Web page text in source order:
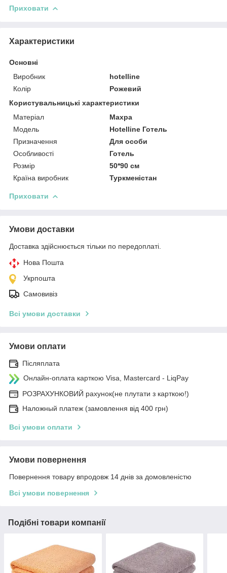
Приховати
Характеристики
Основні
Виробник
hotelline
Колір
Рожевий
Користувальницькі характеристики
Матеріал
Махра
Мoдель
Hotelline Готель
Призначення
Для особи
Особливості
Готель
Розмір
50*90 см
Країна виробник
Туркменістан
Приховати
Умови доставки
Доставка здійснюється тільки по передоплаті.
Нова Пошта
Укрпошта
Самовивіз
Всі умови доставки
Умови оплати
Післяплата
Онлайн-оплата карткою Visa, Mastercard - LiqPay
РОЗРАХУНКОВИЙ рахунок(не плутати з карткою!)
Наложный платеж (замовлення від 400 грн)
Всі умови оплати
Умови повернення
Повернення товару впродовж 14 днів за домовленістю
Всі умови повернення
Подібні товари компанії